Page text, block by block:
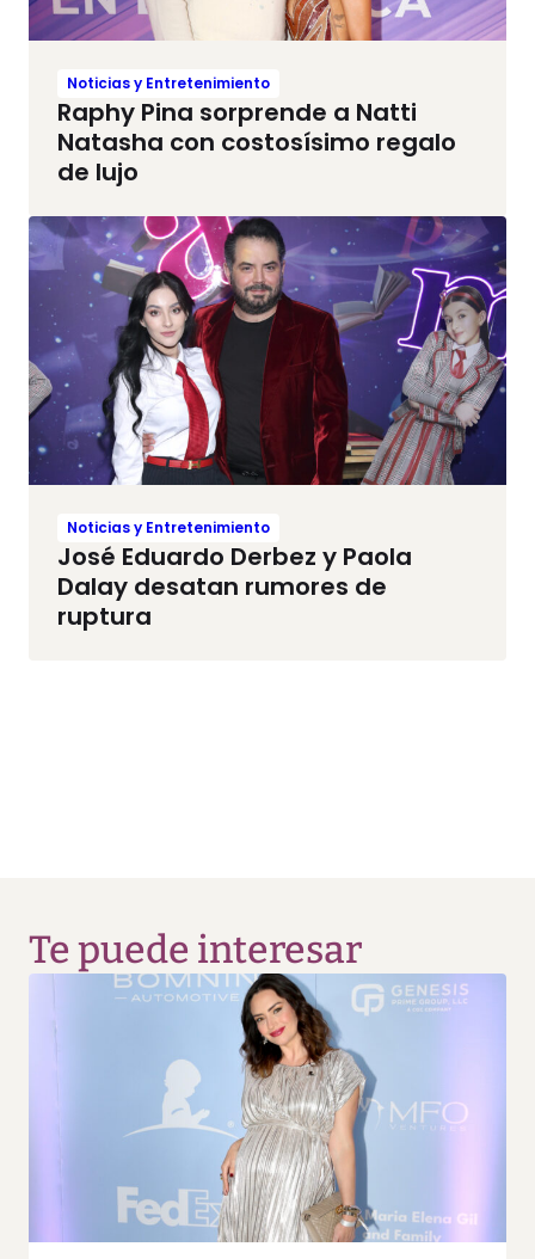
Noticias y Entretenimiento
Raphy Pina sorprende a Natti
Natasha con costosísimo regalo
de lujo
Noticias y Entretenimiento
José Eduardo Derbez y Paola
Dalay desatan rumores de
ruptura
Te puede interesar